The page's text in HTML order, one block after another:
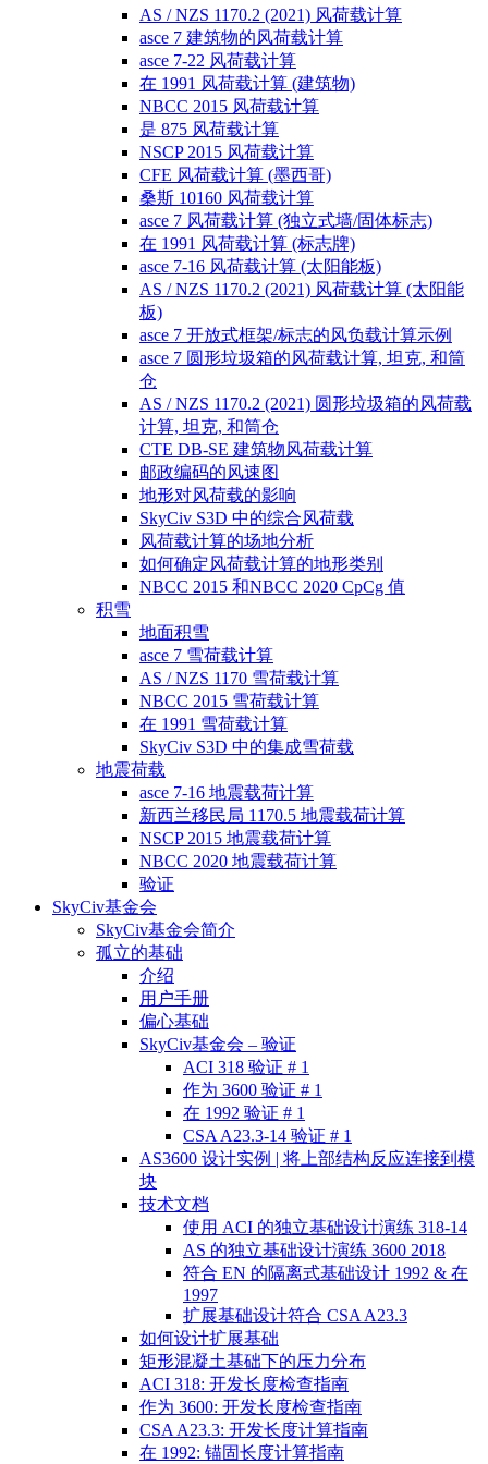
AS / NZS 1170.2 (2021) 风荷载计算
asce 7 建筑物的风荷载计算
asce 7-22 风荷载计算
在 1991 风荷载计算 (建筑物)
NBCC 2015 风荷载计算
是 875 风荷载计算
NSCP 2015 风荷载计算
CFE 风荷载计算 (墨西哥)
桑斯 10160 风荷载计算
asce 7 风荷载计算 (独立式墙/固体标志)
在 1991 风荷载计算 (标志牌)
asce 7-16 风荷载计算 (太阳能板)
AS / NZS 1170.2 (2021) 风荷载计算 (太阳能
板)
asce 7 开放式框架/标志的风负载计算示例
asce 7 圆形垃圾箱的风荷载计算, 坦克, 和筒
仓
AS / NZS 1170.2 (2021) 圆形垃圾箱的风荷载
计算, 坦克, 和筒仓
CTE DB-SE 建筑物风荷载计算
邮政编码的风速图
地形对风荷载的影响
SkyCiv S3D 中的综合风荷载
风荷载计算的场地分析
如何确定风荷载计算的地形类别
NBCC 2015 和NBCC 2020 CpCg 值
积雪
地面积雪
asce 7 雪荷载计算
AS / NZS 1170 雪荷载计算
NBCC 2015 雪荷载计算
在 1991 雪荷载计算
SkyCiv S3D 中的集成雪荷载
地震荷载
asce 7-16 地震载荷计算
新西兰移民局 1170.5 地震载荷计算
NSCP 2015 地震载荷计算
NBCC 2020 地震载荷计算
验证
SkyCiv基金会
SkyCiv基金会简介
孤立的基础
介绍
用户手册
偏心基础
SkyCiv基金会 – 验证
ACI 318 验证 # 1
作为 3600 验证 # 1
在 1992 验证 # 1
CSA A23.3-14 验证 # 1
AS3600 设计实例 | 将上部结构反应连接到模
块
技术文档
使用 ACI 的独立基础设计演练 318-14
AS 的独立基础设计演练 3600 2018
符合 EN 的隔离式基础设计 1992 & 在
1997
扩展基础设计符合 CSA A23.3
如何设计扩展基础
矩形混凝土基础下的压力分布
ACI 318: 开发长度检查指南
作为 3600: 开发长度检查指南
CSA A23.3: 开发长度计算指南
在 1992: 锚固长度计算指南